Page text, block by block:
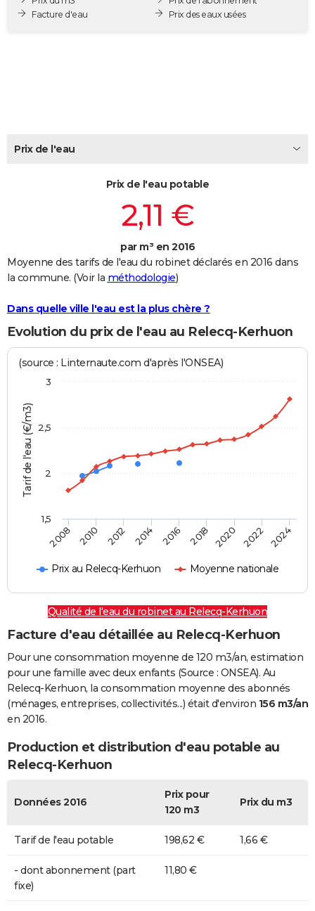
Destinations
City break
Voyage nature
Voyage de noces
Forum
Climat
PHOTO
Dictionnaire
Biographies
Citations
Expressions
Proverbes
Bricolage
Lifestyle
Culture
Sport
Auto
Television
Voyage
Cinema
Facture d'eau
Prix des eaux usées
Prix de l'eau
Prix de l'eau potable
2,11 €
par m³ en 2016
Moyenne des tarifs de l'eau du robinet déclarés en 2016 dans
la commune. (Voir la méthodologie)
Dans quelle ville l'eau est la plus chère ?
Evolution du prix de l'eau au Relecq-Kerhuon
Tarif de l'eau (€/m3)
(source : Linternaute.com d'après l'ONSEA)
Prix au Relecq-Kerhuon Moyenne nationale
2008 2010 2012 2014 2016 2018 2020 2022 2024
2
2,5
3
1,5
Qualité de l'eau du robinet au Relecq-Kerhuon
Facture d'eau détaillée au Relecq-Kerhuon
Pour une consommation moyenne de 120 m3/an, estimation
pour une famille avec deux enfants (Source : ONSEA). Au
Relecq-Kerhuon, la consommation moyenne des abonnés
(ménages, entreprises, collectivités...) était d'environ 156 m3/an
en 2016.
Production et distribution d'eau potable au
Relecq-Kerhuon
Données 2016
Prix pour
120 m3
Prix du m3
Tarif de l'eau potable 198,62 € 1,66 €
- dont abonnement (part
fixe)
11,80 €